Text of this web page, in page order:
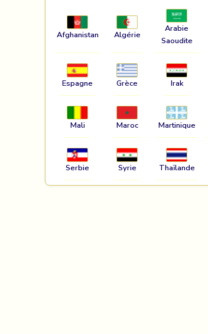
Afghanistan Algérie
Arabie
Saoudite
Espagne Grèce Irak
Mali Maroc Martinique
Serbie Syrie Thaïlande